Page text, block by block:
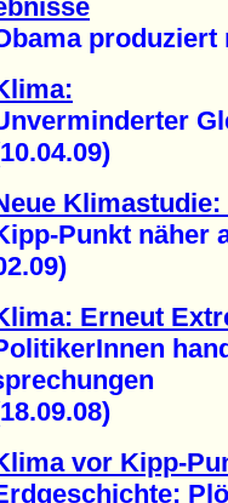
produziert
Punkt näher
Erneut
vor Kipp-